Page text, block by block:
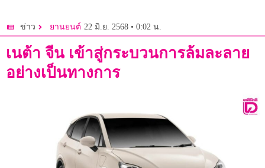
ข่าว ยานยนต์ 22 มิ.ย. 2568 • 0:02 น.
เนต้า จีน เข้าสู่กระบวนการล้มละลาย
อย่างเป็นทางการ